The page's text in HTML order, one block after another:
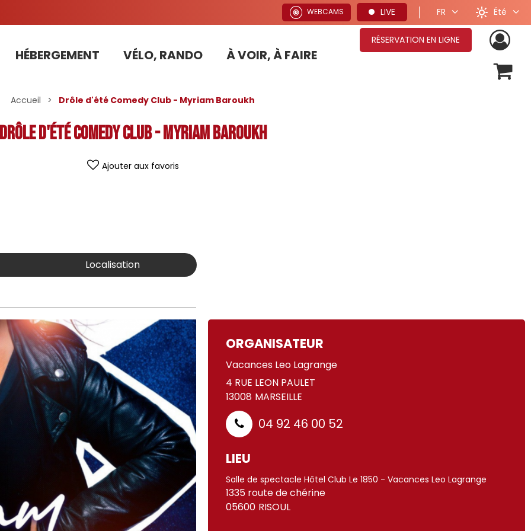
WEBCAMS LIVE FR Été
HÉBERGEMENT VÉLO, RANDO À VOIR, À FAIRE
RÉSERVATION EN LIGNE
Accueil > Drôle d'été Comedy Club - Myriam Baroukh
Drôle d'été Comedy Club - Myriam Baroukh
Ajouter aux favoris
Localisation
ORGANISATEUR
Vacances Leo Lagrange
4 RUE LEON PAULET
13008 MARSEILLE
04 92 46 00 52
LIEU
Salle de spectacle Hôtel Club Le 1850 - Vacances Leo Lagrange
1335 route de chérine
05600 RISOUL